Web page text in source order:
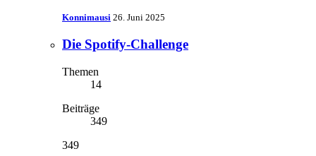
Konnimausi 26. Juni 2025
Die Spotify-Challenge
Themen
14
Beiträge
349
349